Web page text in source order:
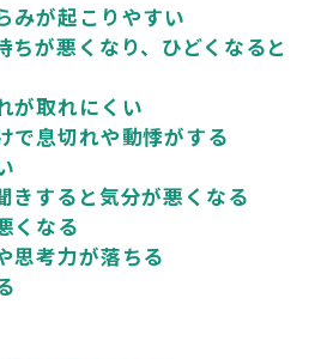
みが起こりやすい
ちが悪くなり、ひどくなると
が取れにくい
で息切れや動悸がする
きすると気分が悪くなる
くなる
思考力が落ちる